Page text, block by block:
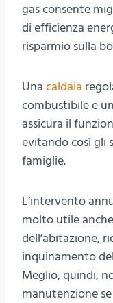
gas consente
di efficienza
risparmio sulla
Una caldaia
combustibile e
assicura il
evitando così gli
famiglie.
L’intervento
molto utile
dell’abitazione,
inquinamento
Meglio, quindi,
manutenzione